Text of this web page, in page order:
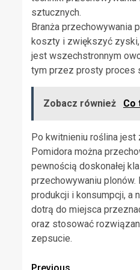
sztucznych.
Branża przechowywania
koszty i zwiększyć
jest wszechstronnym
tym przez prosty proces
Zobacz również Co
Po kwitnieniu roślina jest
Pomidora można
pewnością doskonałej
przechowywaniu plonów.
produkcji i konsumpcji, a
dotrą do miejsca
oraz stosować
zepsucie.
Previous